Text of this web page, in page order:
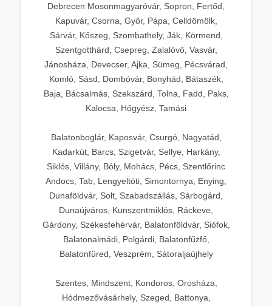
Debrecen Mosonmagyaróvár, Sopron, Fertőd,
Kapuvár, Csorna, Győr, Pápa, Celldömölk,
Sárvár, Kőszeg, Szombathely, Ják, Körmend,
Szentgotthárd, Csepreg, Zalalövő, Vasvár,
Jánosháza, Devecser, Ajka, Sümeg, Pécsvárad,
Komló, Sásd, Dombóvár, Bonyhád, Bátaszék,
Baja, Bácsalmás, Szekszárd, Tolna, Fadd, Paks,
Kalocsa, Hőgyész, Tamási
Balatonboglár, Kaposvár, Csurgó, Nagyatád,
Kadarkút, Barcs, Szigetvár, Sellye, Harkány,
Siklós, Villány, Bóly, Mohács, Pécs, Szentlőrinc
Andocs, Tab, Lengyeltóti, Simontornya, Enying,
Dunaföldvár, Solt, Szabadszállás, Sárbogárd,
Dunaújváros, Kunszentmiklós, Ráckeve,
Gárdony, Székesfehérvár, Balatonföldvár, Siófok,
Balatonalmádi, Polgárdi, Balatonfűzfő,
Balatonfüred, Veszprém, Sátoraljaújhely
Szentes, Mindszent, Kondoros, Orosháza,
Hódmezővásárhely, Szeged, Battonya,